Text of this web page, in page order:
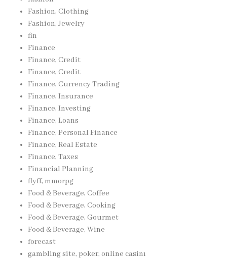
Fashion, Clothing
Fashion, Jewelry
fin
Finance
Finance, Credit
Finance, Credit
Finance, Currency Trading
Finance, Insurance
Finance, Investing
Finance, Loans
Finance, Personal Finance
Finance, Real Estate
Finance, Taxes
Financial Planning
flyff, mmorpg
Food & Beverage, Coffee
Food & Beverage, Cooking
Food & Beverage, Gourmet
Food & Beverage, Wine
forecast
gambling site, poker, online casinı